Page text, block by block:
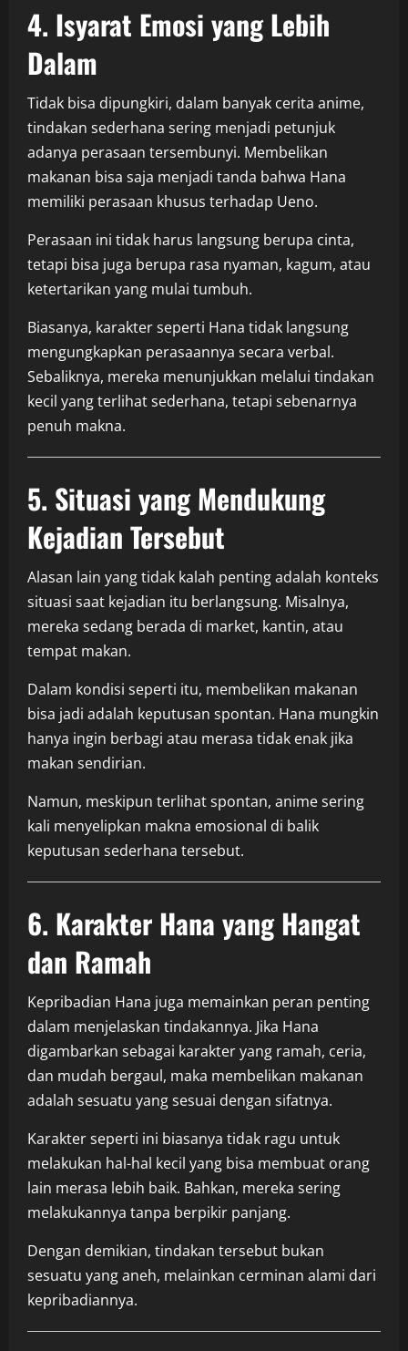
4. Isyarat Emosi yang Lebih
Dalam
Tidak bisa dipungkiri, dalam banyak cerita anime,
tindakan sederhana sering menjadi petunjuk
adanya perasaan tersembunyi. Membelikan
makanan bisa saja menjadi tanda bahwa Hana
memiliki perasaan khusus terhadap Ueno.
Perasaan ini tidak harus langsung berupa cinta,
tetapi bisa juga berupa rasa nyaman, kagum, atau
ketertarikan yang mulai tumbuh.
Biasanya, karakter seperti Hana tidak langsung
mengungkapkan perasaannya secara verbal.
Sebaliknya, mereka menunjukkan melalui tindakan
kecil yang terlihat sederhana, tetapi sebenarnya
penuh makna.
5. Situasi yang Mendukung
Kejadian Tersebut
Alasan lain yang tidak kalah penting adalah konteks
situasi saat kejadian itu berlangsung. Misalnya,
mereka sedang berada di market, kantin, atau
tempat makan.
Dalam kondisi seperti itu, membelikan makanan
bisa jadi adalah keputusan spontan. Hana mungkin
hanya ingin berbagi atau merasa tidak enak jika
makan sendirian.
Namun, meskipun terlihat spontan, anime sering
kali menyelipkan makna emosional di balik
keputusan sederhana tersebut.
6. Karakter Hana yang Hangat
dan Ramah
Kepribadian Hana juga memainkan peran penting
dalam menjelaskan tindakannya. Jika Hana
digambarkan sebagai karakter yang ramah, ceria,
dan mudah bergaul, maka membelikan makanan
adalah sesuatu yang sesuai dengan sifatnya.
Karakter seperti ini biasanya tidak ragu untuk
melakukan hal-hal kecil yang bisa membuat orang
lain merasa lebih baik. Bahkan, mereka sering
melakukannya tanpa berpikir panjang.
Dengan demikian, tindakan tersebut bukan
sesuatu yang aneh, melainkan cerminan alami dari
kepribadiannya.